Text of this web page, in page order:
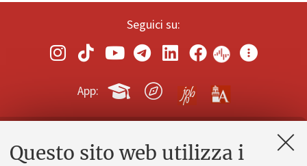
Questo sito web utilizza i
Seguici su:
App:
Contatti e PEC